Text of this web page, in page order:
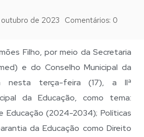
outubro de 2023 Comentários: 0
Filho, por meio da Secretaria
e do Conselho Municipal da
nesta terça-feira (17), a IIª
da Educação, como tema:
Educação (2024-2034); Políticas
da Educação como Direito